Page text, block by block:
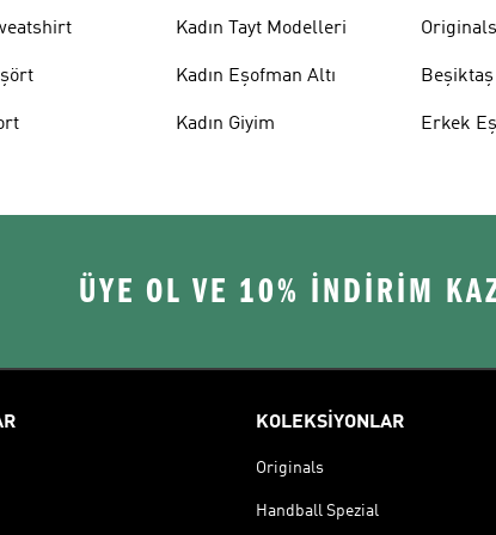
Kadın Tayt Modelleri
Kadın Eşofman Altı
Kadın Giyim Erkek
ÜYE OL VE 10% İNDİRİM
KOLEKSİYONLAR
Originals
Handball Spezial